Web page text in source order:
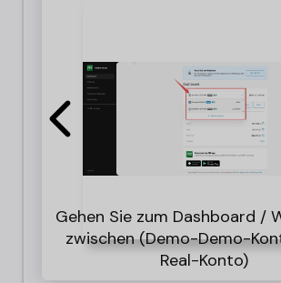
Gehen Sie zum Dashboard /
zwischen (Demo-Demo-
Real-Konto)